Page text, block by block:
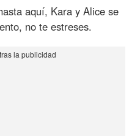
aquí, Kara y Alice se
no te estreses.